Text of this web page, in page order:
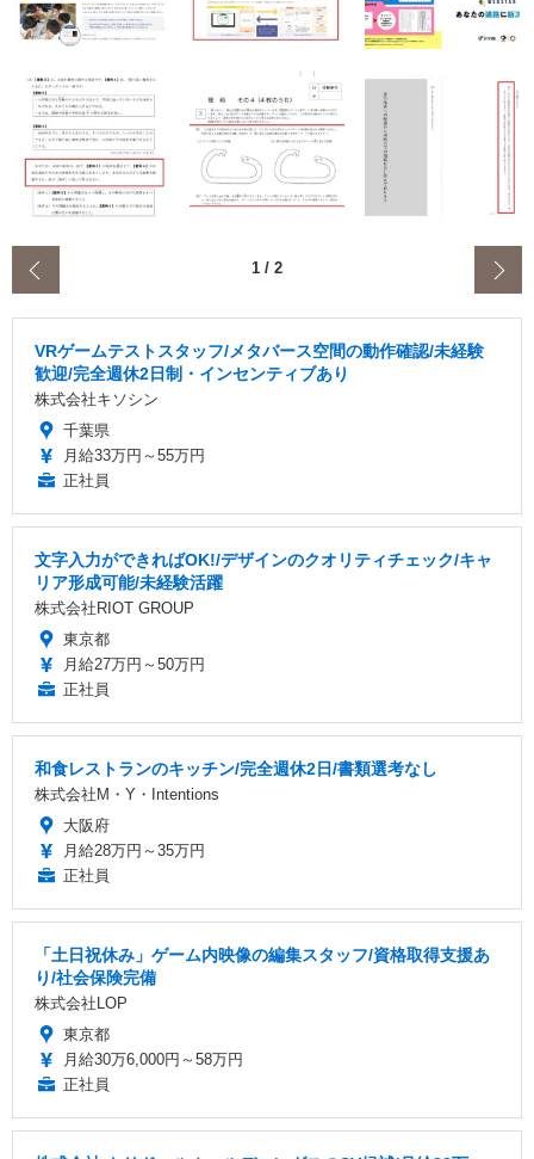
1 / 2
VRゲームテストスタッフ/メタバース空間の動作確認/未経験
歓迎/完全週休2日制・インセンティブあり
株式会社キソシン
千葉県
月給33万円～55万円
正社員
文字入力ができればOK!/デザインのクオリティチェック/キャ
リア形成可能/未経験活躍
株式会社RIOT GROUP
東京都
月給27万円～50万円
正社員
和食レストランのキッチン/完全週休2日/書類選考なし
株式会社M・Y・Intentions
大阪府
月給28万円～35万円
正社員
「土日祝休み」ゲーム内映像の編集スタッフ/資格取得支援あ
り/社会保険完備
株式会社LOP
東京都
月給30万6,000円～58万円
正社員